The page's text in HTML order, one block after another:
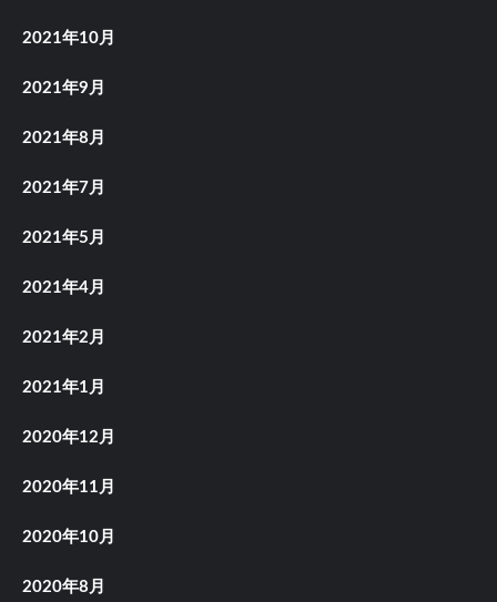
2021年10月
2021年9月
2021年8月
2021年7月
2021年5月
2021年4月
2021年2月
2021年1月
2020年12月
2020年11月
2020年10月
2020年8月